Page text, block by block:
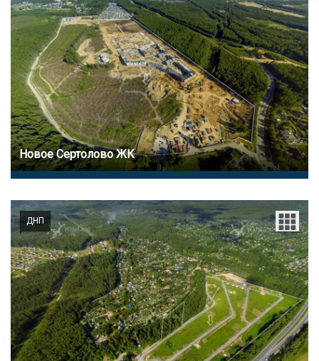
Новое Сертолово ЖК
ДНП